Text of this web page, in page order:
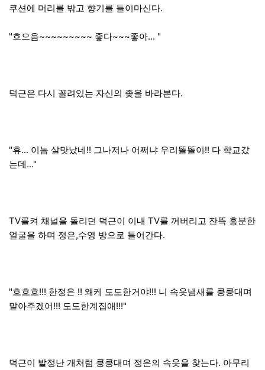
쿠션에 머리를 밖고 향기를 들이마신다.
"흐으음~~~~~~~~~ 좋다~~~좋아... "
덕근은 다시 꼴려있는 자신의 좆을 바라본다.
"휴... 이놈 살맛났네!! 그나저나 어쩌냐 우리똘똘이!! 다 학교갔
는데..."
TV를켜 채널을 돌리던 덕근이 이내 TV를 꺼버리고 잔뜩 흥분한
얼굴을 하며 정은,수영 방으로 들어간다.
"흐흐흐!!! 한정은 !! 왜케 도도한거야!!! 니 속옷냄새를 킁킁대며
맡아주겠어!!! 도도한계집애!!!"
덕근이 발정난 개처럼 킁킁대며 정은의 속옷을 찾는다. 아무리